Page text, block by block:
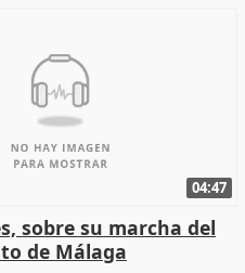
04:47
sobre su marcha del
de Málaga